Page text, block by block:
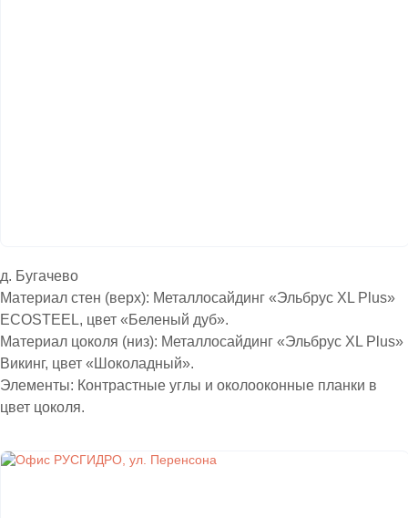
д. Бугачево
Материал стен (верх): Металлосайдинг «Эльбрус XL Plus»
ECOSTEEL, цвет «Беленый дуб».
Материал цоколя (низ): Металлосайдинг «Эльбрус XL Plus»
Викинг, цвет «Шоколадный».
Элементы: Контрастные углы и околооконные планки в
цвет цоколя.